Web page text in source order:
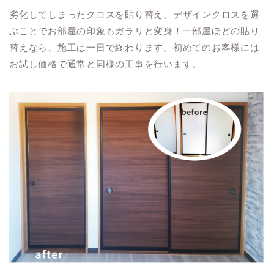
劣化してしまったクロスを貼り替え。デザインクロスを選
ぶことでお部屋の印象もガラリと変身！一部屋ほどの貼り
替えなら、施工は一日で終わります。初めてのお客様には
お試し価格で通常と同様の工事を行います。